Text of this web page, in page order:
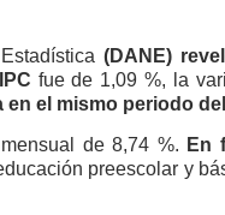
(DANE)
fue de 1,09 %, la
el mismo periodo
de 8,74 %. En
preescolar y